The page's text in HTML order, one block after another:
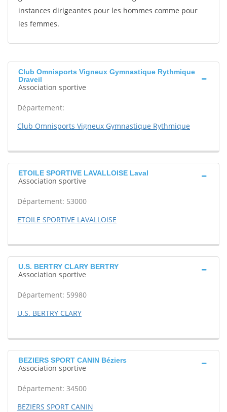
instances dirigeantes pour les hommes comme pour
les femmes.
Club Omnisports Vigneux Gymnastique Rythmique
Draveil
Association sportive
Département:
Club Omnisports Vigneux Gymnastique Rythmique
ETOILE SPORTIVE LAVALLOISE Laval
Association sportive
Département: 53000
ETOILE SPORTIVE LAVALLOISE
U.S. BERTRY CLARY BERTRY
Association sportive
Département: 59980
U.S. BERTRY CLARY
BEZIERS SPORT CANIN Béziers
Association sportive
Département: 34500
BEZIERS SPORT CANIN